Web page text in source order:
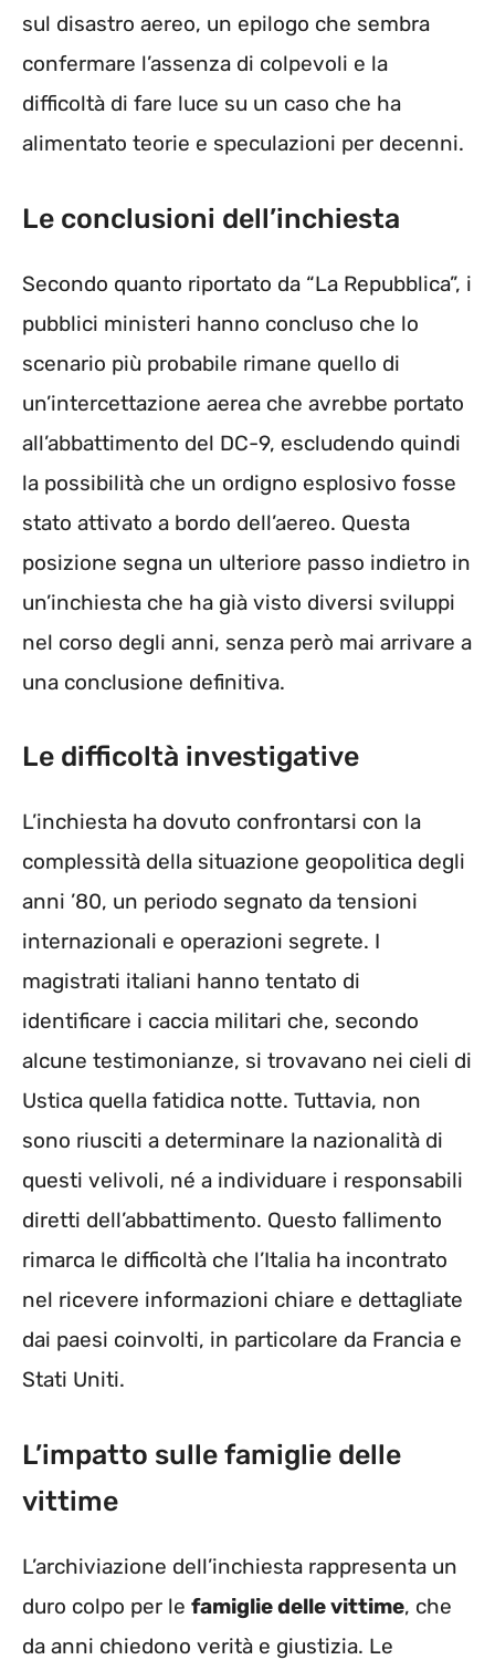
sul disastro aereo, un epilogo che sembra
confermare l’assenza di colpevoli e la
difficoltà di fare luce su un caso che ha
alimentato teorie e speculazioni per decenni.
Le conclusioni dell’inchiesta
Secondo quanto riportato da “La Repubblica”, i
pubblici ministeri hanno concluso che lo
scenario più probabile rimane quello di
un’intercettazione aerea che avrebbe portato
all’abbattimento del DC-9, escludendo quindi
la possibilità che un ordigno esplosivo fosse
stato attivato a bordo dell’aereo. Questa
posizione segna un ulteriore passo indietro in
un’inchiesta che ha già visto diversi sviluppi
nel corso degli anni, senza però mai arrivare a
una conclusione definitiva.
Le difficoltà investigative
L’inchiesta ha dovuto confrontarsi con la
complessità della situazione geopolitica degli
anni ’80, un periodo segnato da tensioni
internazionali e operazioni segrete. I
magistrati italiani hanno tentato di
identificare i caccia militari che, secondo
alcune testimonianze, si trovavano nei cieli di
Ustica quella fatidica notte. Tuttavia, non
sono riusciti a determinare la nazionalità di
questi velivoli, né a individuare i responsabili
diretti dell’abbattimento. Questo fallimento
rimarca le difficoltà che l’Italia ha incontrato
nel ricevere informazioni chiare e dettagliate
dai paesi coinvolti, in particolare da Francia e
Stati Uniti.
L’impatto sulle famiglie delle
vittime
L’archiviazione dell’inchiesta rappresenta un
duro colpo per le famiglie delle vittime, che
da anni chiedono verità e giustizia. Le